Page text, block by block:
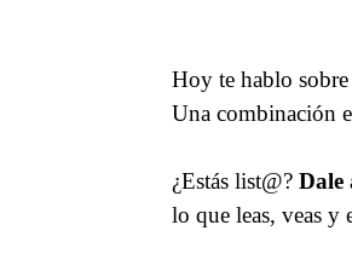
Hoy te hablo sobre
Una combinación
¿Estás list@? Dale
lo que leas, veas y